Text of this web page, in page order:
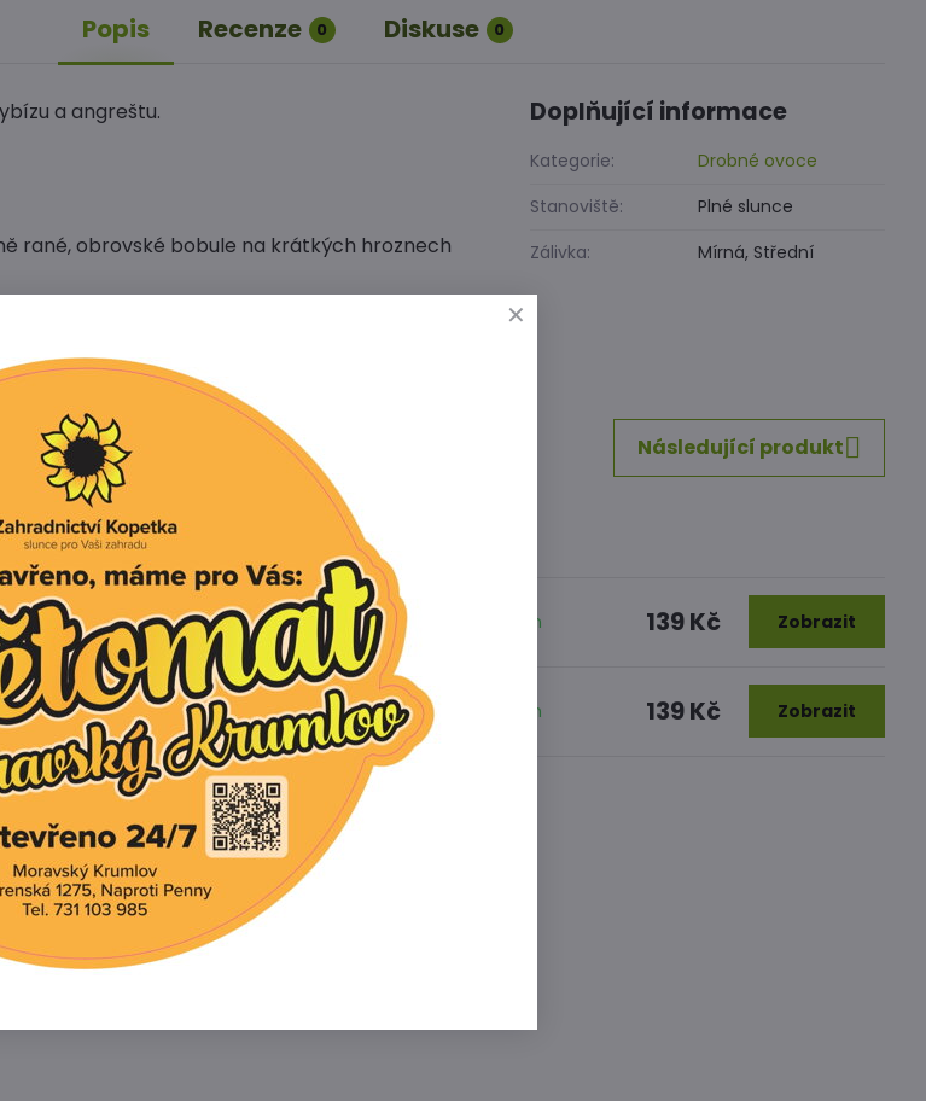
Popis Recenze 0 Diskuse 0
a angreštu.
rané, obrovské bobule na krátkých hroznech
Doplňující informace
Kategorie:
Drobné ovoce
Stanoviště:
Plné slunce
Zálivka:
Mírná, Střední
Facebook
Twitter
Následující produkt
van Tets®` Dostupné po zakořenění rostlin 139 Kč Zobrazit
Versailles` Dostupné po zakořenění rostlin 139 Kč Zobrazit